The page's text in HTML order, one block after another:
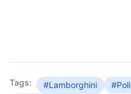
Tags: #Lamborghini